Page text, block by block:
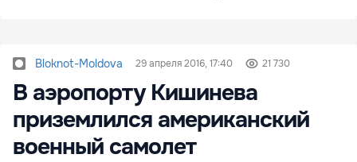
Bloknot-Moldova 29 апреля 2016, 17:40 21 730
В аэропорту Кишинева
приземлился американский
военный самолет